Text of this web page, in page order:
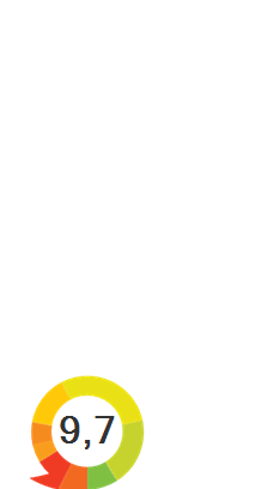
Nell uit Beuningen
Goed verpakt en snelgeleverd